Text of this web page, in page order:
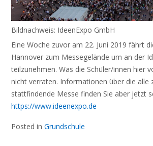
Bildnachweis: IdeenExpo GmbH
Eine Woche zuvor am 22. Juni 2019 fährt
Hannover zum Messegelände um an der
teilzunehmen. Was die Schüler/innen hier
nicht verraten. Informationen über die alle
stattfindende Messe finden Sie aber jetzt
https://www.ideenexpo.de
Posted in Grundschule